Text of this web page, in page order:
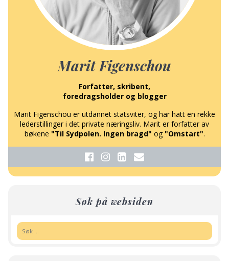
Marit Figenschou
Forfatter, skribent,
foredragsholder og blogger
Marit Figenschou er utdannet statsviter, og har hatt en rekke
lederstillinger i det private næringsliv. Marit er forfatter av
bøkene "Til Sydpolen. Ingen bragd" og "Omstart".
Søk på websiden